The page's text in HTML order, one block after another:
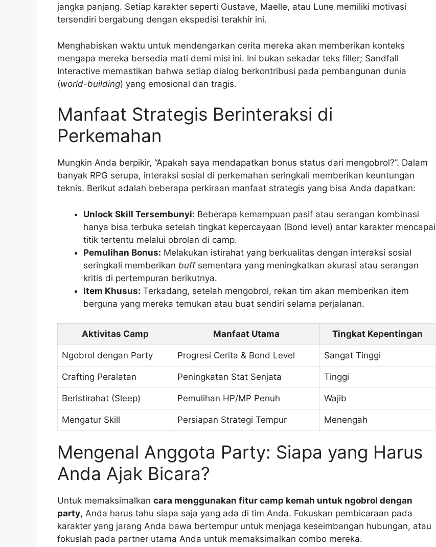
jangka panjang. Setiap karakter seperti Gustave, Maelle, atau Lune memiliki motivasi
tersendiri bergabung dengan ekspedisi terakhir ini.
Menghabiskan waktu untuk mendengarkan cerita mereka akan memberikan konteks
mengapa mereka bersedia mati demi misi ini. Ini bukan sekadar teks filler; Sandfall
Interactive memastikan bahwa setiap dialog berkontribusi pada pembangunan dunia
(world-building) yang emosional dan tragis.
Manfaat Strategis Berinteraksi di
Perkemahan
Mungkin Anda berpikir, “Apakah saya mendapatkan bonus status dari mengobrol?”. Dalam
banyak RPG serupa, interaksi sosial di perkemahan seringkali memberikan keuntungan
teknis. Berikut adalah beberapa perkiraan manfaat strategis yang bisa Anda dapatkan:
Unlock Skill Tersembunyi: Beberapa kemampuan pasif atau serangan kombinasi
hanya bisa terbuka setelah tingkat kepercayaan (Bond level) antar karakter mencapai
titik tertentu melalui obrolan di camp.
Pemulihan Bonus: Melakukan istirahat yang berkualitas dengan interaksi sosial
seringkali memberikan buffsementara yang meningkatkan akurasi atau serangan
kritis di pertempuran berikutnya.
Item Khusus: Terkadang, setelah mengobrol, rekan tim akan memberikan item
berguna yang mereka temukan atau buat sendiri selama perjalanan.
Aktivitas Camp Manfaat Utama Tingkat Kepentingan
Ngobrol dengan Party Progresi Cerita & Bond Level Sangat Tinggi
Crafting Peralatan Peningkatan Stat Senjata Tinggi
Beristirahat (Sleep) Pemulihan HP/MP Penuh Wajib
Mengatur Skill Persiapan Strategi Tempur Menengah
Mengenal Anggota Party: Siapa yang Harus
Anda Ajak Bicara?
Untuk memaksimalkan cara menggunakan fitur camp kemah untuk ngobrol dengan
party, Anda harus tahu siapa saja yang ada di tim Anda. Fokuskan pembicaraan pada
karakter yang jarang Anda bawa bertempur untuk menjaga keseimbangan hubungan, atau
fokuslah pada partner utama Anda untuk memaksimalkan combo mereka.